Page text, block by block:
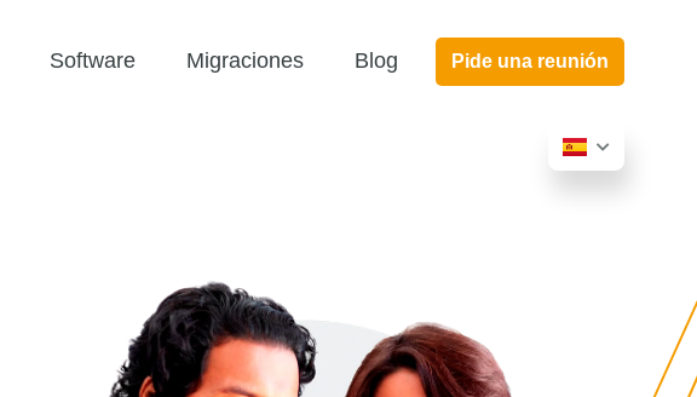
Software Migraciones Blog Pide una reunión